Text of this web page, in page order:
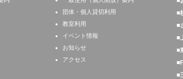
団体・個人貸切利用
教室利用
イベント情報
お知らせ
アクセス
■
■
■
■
■